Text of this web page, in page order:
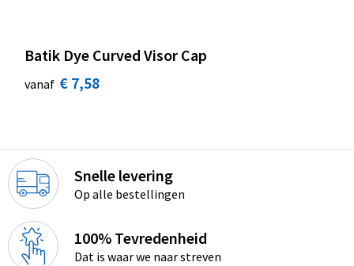
Batik Dye Curved Visor Cap
vanaf € 7,58
Snelle levering
Op alle bestellingen
100% Tevredenheid
Dat is waar we naar streven